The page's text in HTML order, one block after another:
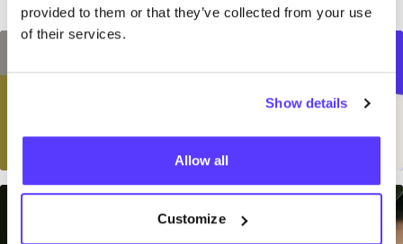
provided to them or that they’ve collected from your use
of their services.
Show details
Allow all
Customize
Noch keine Antwort auf
deine Frage gefunden?